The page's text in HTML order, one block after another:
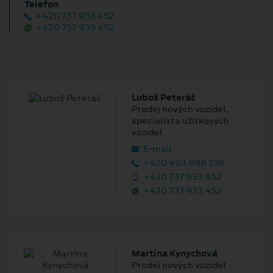
Telefon
+420 737 933 452
+420 737 933 452
Luboš Peteráč
Prodej nových vozidel,
specialista užitkových
vozidel
E‑mail
+420 493 698 136
+420 737 933 452
+420 737 933 452
Martina Kynychová
Prodej nových vozidel